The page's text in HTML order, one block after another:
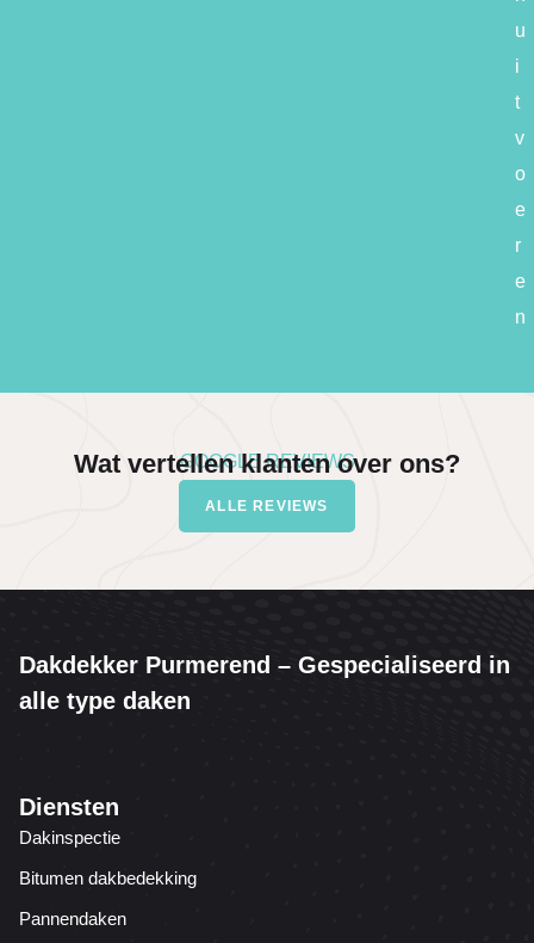
u
i
t
v
o
e
r
e
n
GOOGLE REVIEWS
Wat vertellen klanten over ons?
ALLE REVIEWS
Dakdekker Purmerend – Gespecialiseerd in
alle type daken
Diensten
Dakinspectie
Bitumen dakbedekking
Pannendaken